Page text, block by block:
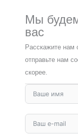
Мы
вас
Расскажите нам
отправьте нам
скорее.